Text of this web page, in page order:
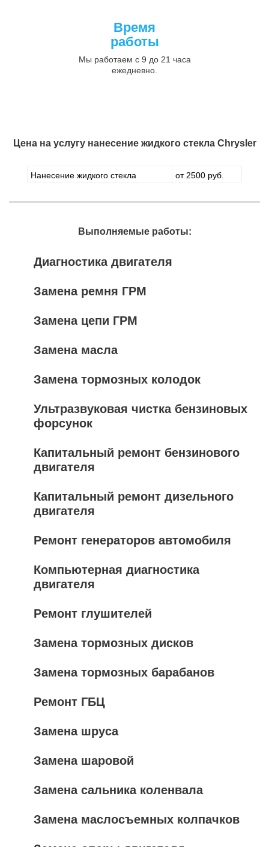
Время
работы
Мы работаем с 9 до 21 часа
ежедневно.
Цена на услугу нанесение жидкого стекла Chrysler
Нанесение жидкого стекла от 2500 руб.
Выполняемые работы:
Диагностика двигателя
Замена ремня ГРМ
Замена цепи ГРМ
Замена масла
Замена тормозных колодок
Ультразвуковая чистка бензиновых
форсунок
Капитальный ремонт бензинового
двигателя
Капитальный ремонт дизельного
двигателя
Ремонт генераторов автомобиля
Компьютерная диагностика
двигателя
Ремонт глушителей
Замена тормозных дисков
Замена тормозных барабанов
Ремонт ГБЦ
Замена шруса
Замена шаровой
Замена сальника коленвала
Замена маслосъемных колпачков